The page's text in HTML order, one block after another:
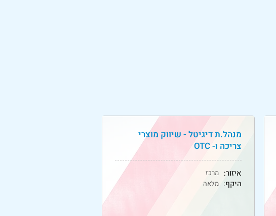
מנהל.ת דיגיטל - שיווק מוצרי
צריכה ו- OTC
איזור: מרכז
היקף: מלאה